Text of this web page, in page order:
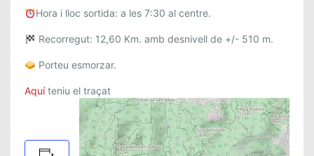
Hora i lloc sortida: a les 7:30 al centre.
Recorregut: 12,60 Km. amb desnivell de +/- 510 m.
Porteu esmorzar.
Aquíteniu el traçat